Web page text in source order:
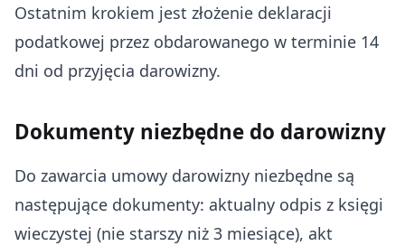
Ostatnim krokiem jest złożenie deklaracji
podatkowej przez obdarowanego w terminie 14
dni od przyjęcia darowizny.
Dokumenty niezbędne do darowizny
Do zawarcia umowy darowizny niezbędne są
następujące dokumenty: aktualny odpis z księgi
wieczystej (nie starszy niż 3 miesiące), akt